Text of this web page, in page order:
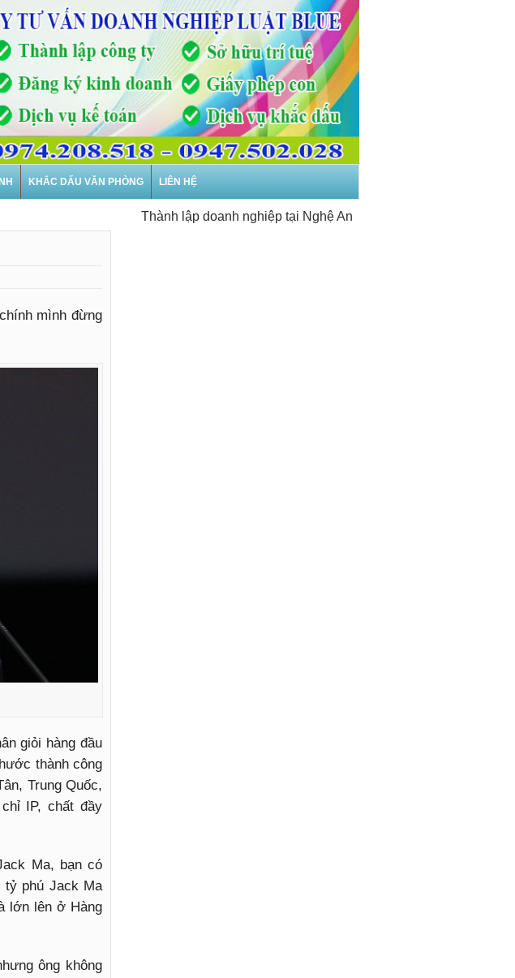
KHẮC DẤU VĂN PHÒNG LIÊN HỆ
Thành lập doanh nghiệp tại Nghệ An- Dịch vụ thành lập doanh
mình đừng
giỏi hàng đầu
thành công
Trung Quốc,
IP, chất đầy
Ma, bạn có
tỷ phú Jack Ma
lớn lên ở Hàng
ông không